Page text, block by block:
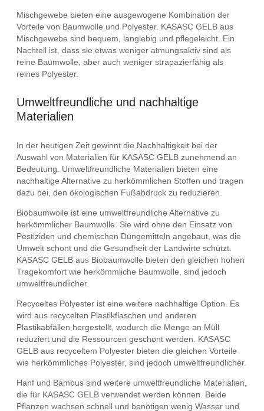
Mischgewebe bieten eine ausgewogene Kombination der
Vorteile von Baumwolle und Polyester. KASASC GELB aus
Mischgewebe sind bequem, langlebig und pflegeleicht. Ein
Nachteil ist, dass sie etwas weniger atmungsaktiv sind als
reine Baumwolle, aber auch weniger strapazierfähig als
reines Polyester.
Umweltfreundliche und nachhaltige
Materialien
In der heutigen Zeit gewinnt die Nachhaltigkeit bei der
Auswahl von Materialien für KASASC GELB zunehmend an
Bedeutung. Umweltfreundliche Materialien bieten eine
nachhaltige Alternative zu herkömmlichen Stoffen und tragen
dazu bei, den ökologischen Fußabdruck zu reduzieren.
Biobaumwolle ist eine umweltfreundliche Alternative zu
herkömmlicher Baumwolle. Sie wird ohne den Einsatz von
Pestiziden und chemischen Düngemitteln angebaut, was die
Umwelt schont und die Gesundheit der Landwirte schützt.
KASASC GELB aus Biobaumwolle bieten den gleichen hohen
Tragekomfort wie herkömmliche Baumwolle, sind jedoch
umweltfreundlicher.
Recyceltes Polyester ist eine weitere nachhaltige Option. Es
wird aus recycelten Plastikflaschen und anderen
Plastikabfällen hergestellt, wodurch die Menge an Müll
reduziert und die Ressourcen geschont werden. KASASC
GELB aus recyceltem Polyester bieten die gleichen Vorteile
wie herkömmliches Polyester, sind jedoch umweltfreundlicher.
Hanf und Bambus sind weitere umweltfreundliche Materialien,
die für KASASC GELB verwendet werden können. Beide
Pflanzen wachsen schnell und benötigen wenig Wasser und